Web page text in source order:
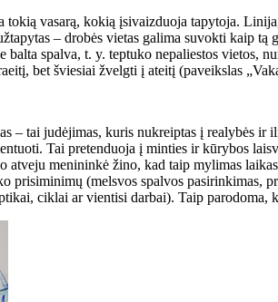
tokią vasarą, kokią įsivaizduoja tapytoja.
– drobės vietas galima suvokti kaip
balta spalva, t. y. teptuko nepaliestos vietos,
bet šviesiai žvelgti į ateitį (paveikslas
– tai judėjimas, kuris nukreiptas į realybės ir
Tai pretenduoja į minties ir kūrybos
atveju menininkė žino, kad taip mylimas
prisiminimų (melsvos spalvos
ciklai ar vientisi darbai). Taip parodoma,